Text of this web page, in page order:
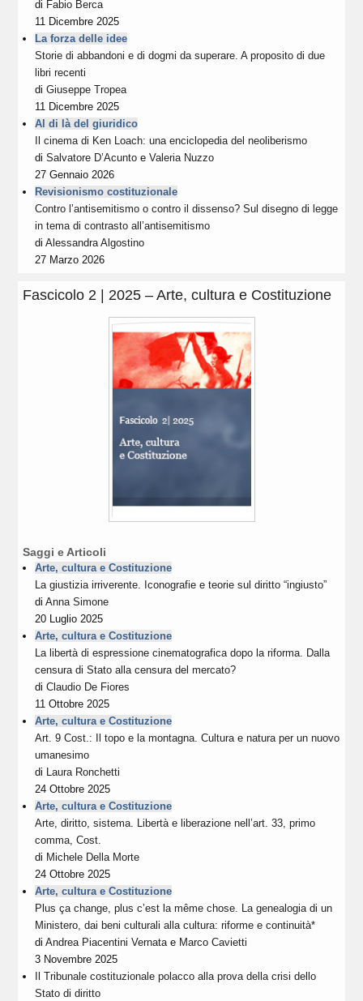
di Fabio Berca
11 Dicembre 2025
La forza delle idee
Storie di abbandoni e di dogmi da superare. A proposito di due
libri recenti
diGiuseppe Tropea
11 Dicembre 2025
Al di là del giuridico
Il cinema di Ken Loach: una enciclopedia del neoliberismo
diSalvatore D’Acunto eValeria Nuzzo
27 Gennaio 2026
Revisionismo costituzionale
Contro l’antisemitismo o contro il dissenso? Sul disegno di legge
in tema di contrasto all’antisemitismo
diAlessandra Algostino
27 Marzo 2026
Fascicolo 2 | 2025 – Arte, cultura e Costituzione
Saggi e Articoli
Arte, cultura e Costituzione
La giustizia irriverente. Iconografie e teorie sul diritto “ingiusto”
diAnna Simone
20 Luglio 2025
Arte, cultura e Costituzione
La libertà di espressione cinematografica dopo la riforma. Dalla
censura di Stato alla censura del mercato?
diClaudio De Fiores
11 Ottobre 2025
Arte, cultura e Costituzione
Art. 9 Cost.: Il topo e la montagna. Cultura e natura per un nuovo
umanesimo
di Laura Ronchetti
24 Ottobre 2025
Arte, cultura e Costituzione
Arte, diritto, sistema. Libertà e liberazione nell’art. 33, primo
comma, Cost.
di Michele Della Morte
24 Ottobre 2025
Arte, cultura e Costituzione
Plus ça change, plus c’est la même chose. La genealogia di un
Ministero, dai beni culturali alla cultura: riforme e continuità*
diAndrea Piacentini Vernatae Marco Cavietti
3 Novembre 2025
Il Tribunale costituzionale polacco alla prova della crisi dello
Stato di diritto